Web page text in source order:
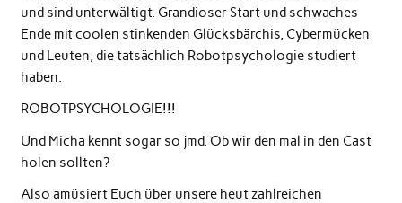
und sind unterwältigt. Grandioser Start und schwaches
Ende mit coolen stinkenden Glücksbärchis, Cybermücken
und Leuten, die tatsächlich Robotpsychologie studiert
haben.
ROBOTPSYCHOLOGIE!!!
Und Micha kennt sogar so jmd. Ob wir den mal in den Cast
holen sollten?
Also amüsiert Euch über unsere heut zahlreichen